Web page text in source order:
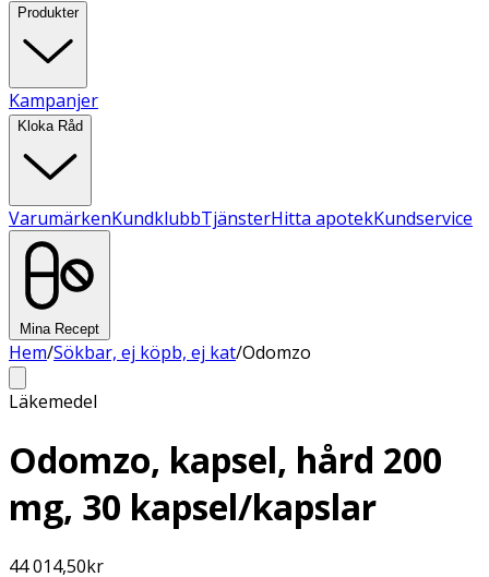
Produkter
Kampanjer
Kloka Råd
VarumärkenKundklubbTjänsterHitta apotekKundservice
Mina Recept
Hem/Sökbar, ej köpb, ej kat/Odomzo
Läkemedel
Odomzo, kapsel, hård 200
mg, 30 kapsel/kapslar
44 014,50kr